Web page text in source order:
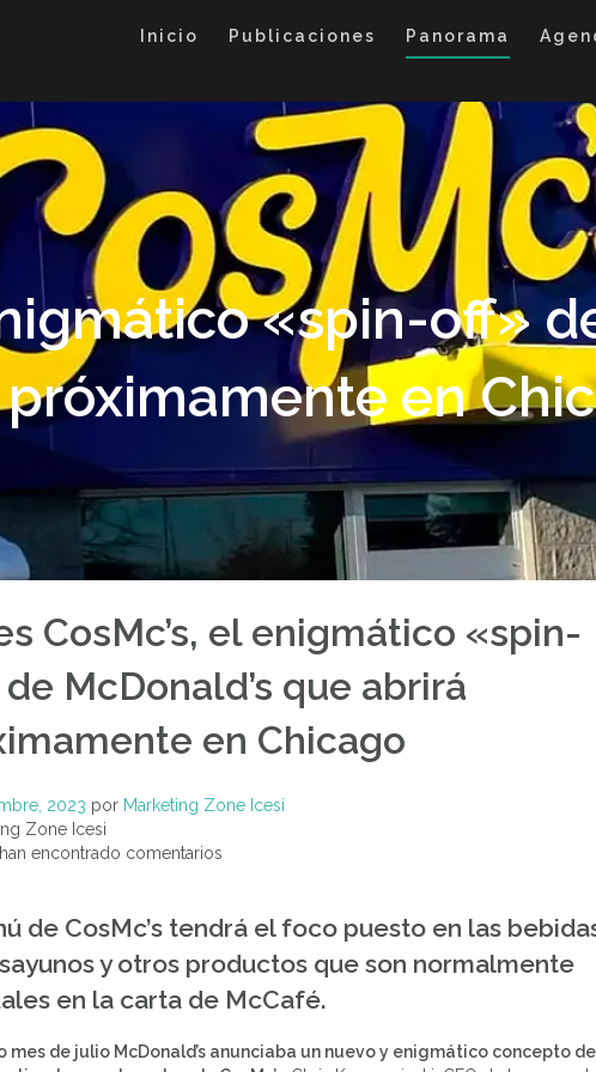
Inicio Publicaciones Panorama
«spin-off»
en
CosMc’s, el enigmático «spin-
McDonald’s que abrirá
en Chicago
2023 por Marketing Zone Icesi
Zone Icesi
encontrado comentarios
de CosMc’s tendrá el foco puesto en las
y otros productos que son normalmente
en la carta de McCafé.
mes de julio McDonald’s anunciaba un nuevo y enigmático concepto de
Eventos Realizados